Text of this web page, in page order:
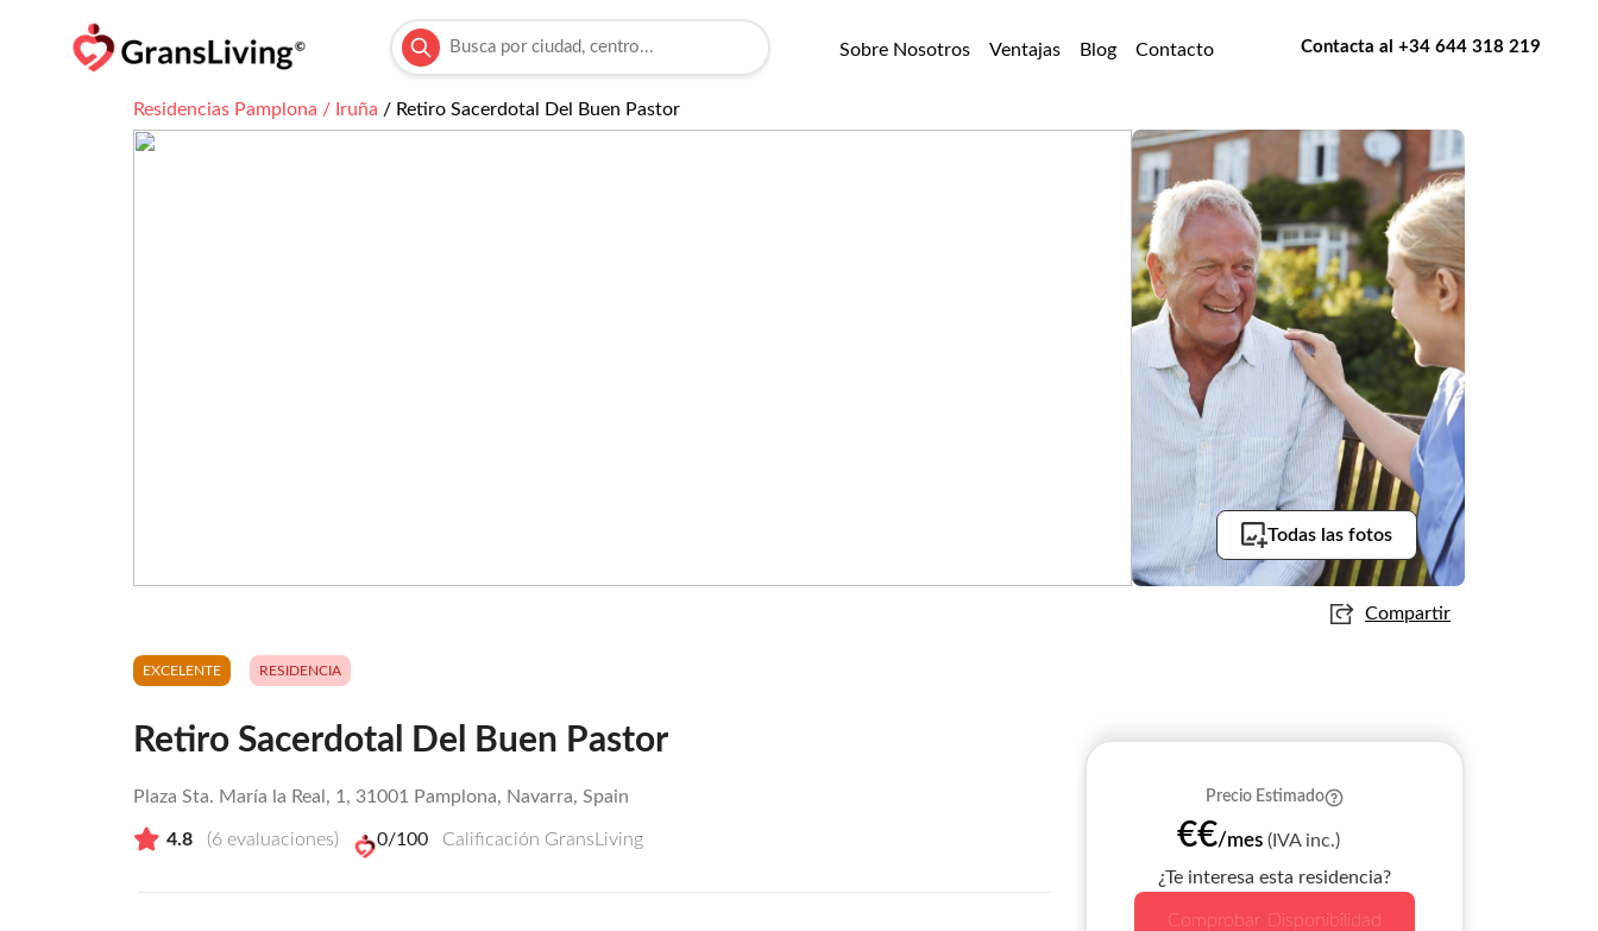
Sobre Nosotros Ventajas Blog Contacto Contacta al +34 644 318 219
Residencias Pamplona / Iruña / Retiro Sacerdotal Del Buen Pastor
Compartir
Todas las fotos
EXCELENTE RESIDENCIA
Retiro Sacerdotal Del Buen Pastor
Plaza Sta. María la Real, 1, 31001 Pamplona, Navarra, Spain
4.8 (6 evaluaciones) 0/100 Calificación GransLiving
Precio Estimado
€€/mes (IVA inc.)
¿Te interesa esta residencia?
Comprobar Disponibilidad